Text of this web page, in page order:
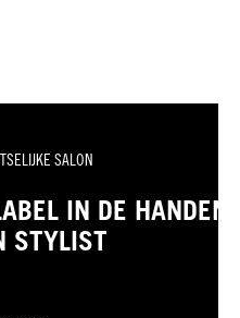
SALON
IN DE HANDEN
STYLIST